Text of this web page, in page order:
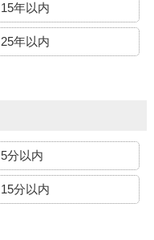
15年以内
25年以内
5分以内
15分以内